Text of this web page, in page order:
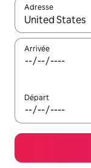
Adresse
Lorsque les
Arrivée
Départ